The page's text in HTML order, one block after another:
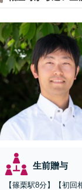
生前贈与
【篠栗駅8分】【初